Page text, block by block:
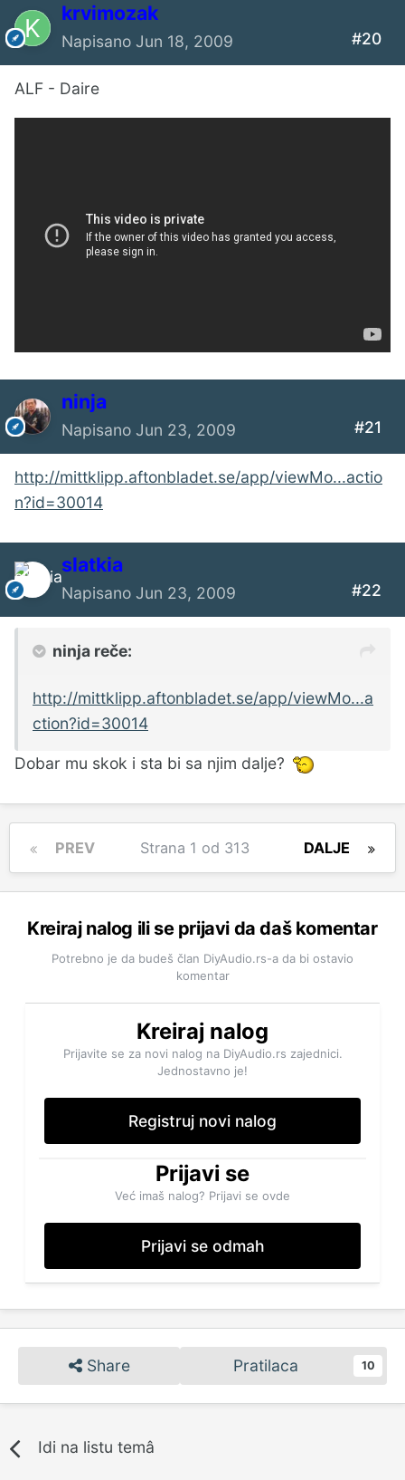
krvimozak
Napisano Jun 18, 2009 #20
ALF - Daire
ninja
Napisano Jun 23, 2009 #21
http://mittklipp.aftonbladet.se/app/viewMo...actio
n?id=30014
slatkia
Napisano Jun 23, 2009 #22
ninja reče:
http://mittklipp.aftonbladet.se/app/viewMo...a
ction?id=30014
Dobar mu skok i sta bi sa njim dalje?
PREV DALJE
Strana 1 od 313
Kreiraj nalog ili se prijavi da daš komentar
Potrebno je da budeš član DiyAudio.rs-a da bi ostavio
komentar
Kreiraj nalog
Prijavite se za novi nalog na DiyAudio.rs zajednici.
Jednostavno je!
Registruj novi nalog
Prijavi se
Već imaš nalog? Prijavi se ovde
Prijavi se odmah
Share Pratilaca 10
Idi na listu temâ